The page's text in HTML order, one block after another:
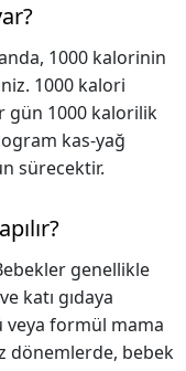
1000 kalorinin
1000 kalori
gün 1000 kalorilik
kas-yağ
sürecektir.
genellikle
katı gıdaya
veya formül mama
dönemlerde, bebek